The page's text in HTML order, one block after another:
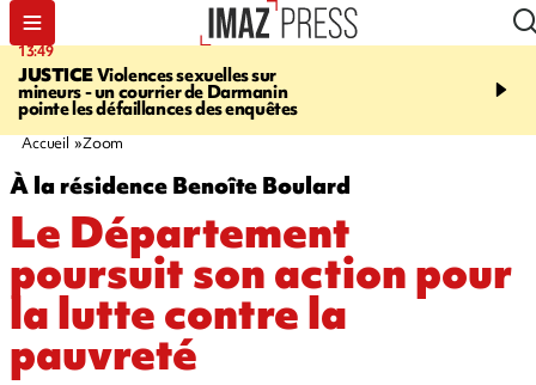
13:49
JUSTICEViolences sexuelles sur
mineurs - un courrier de Darmanin
pointe les défaillances des enquêtes
17:59
Corniche - la route du
Accueil Zoom
À la résidence Benoîte Boulard
Le Département
poursuit son action pour
la lutte contre la
pauvreté